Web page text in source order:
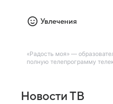
Увлечения
«Радость моя» —
полную телепрограмму
Новости ТВ